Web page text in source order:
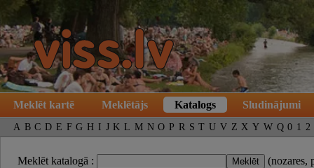
Meklēt kartē Meklētājs Katalogs Sludinājumi
A B C D E F G H I J K L M N O P R S T U V Z X Y W Q 0 1 2
Meklēt katalogā :
(nozares,